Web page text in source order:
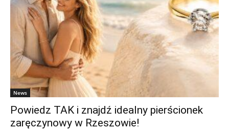
News
Powiedz TAK i znajdź idealny pierścionek
zaręczynowy w Rzeszowie!